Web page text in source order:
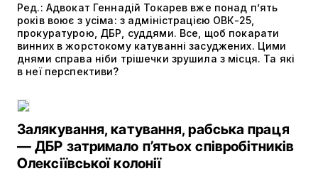
Ред.: Адвокат Геннадій Токарев вже понад п’ять
років воює з усіма: з адміністрацією ОВК-25,
прокуратурою, ДБР, суддями. Все, щоб покарати
винних в жорстокому катуванні засуджених. Цими
днями справа ніби трішечки зрушила з місця. Та які
в неї перспективи?
Залякування, катування, рабська праця
— ДБР затримало п’ятьох співробітників
Олексіївської колонії